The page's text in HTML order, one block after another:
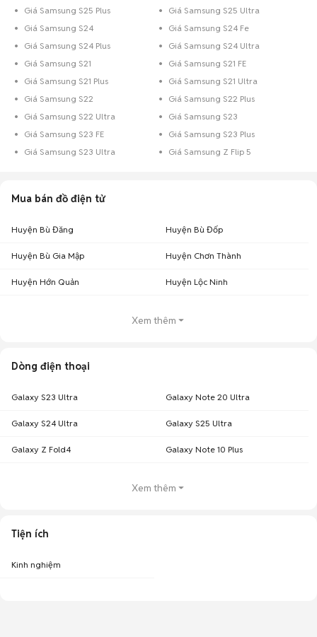
Giá Samsung S25 Plus
Giá Samsung S25 Ultra
Giá Samsung S24
Giá Samsung S24 Fe
Giá Samsung S24 Plus
Giá Samsung S24 Ultra
Giá Samsung S21
Giá Samsung S21 FE
Giá Samsung S21 Plus
Giá Samsung S21 Ultra
Giá Samsung S22
Giá Samsung S22 Plus
Giá Samsung S22 Ultra
Giá Samsung S23
Giá Samsung S23 FE
Giá Samsung S23 Plus
Giá Samsung S23 Ultra
Giá Samsung Z Flip 5
Mua bán đồ điện tử
Huyện Bù Đăng Huyện Bù Đốp
Huyện Bù Gia Mập Huyện Chơn Thành
Huyện Hớn Quản Huyện Lộc Ninh
Xem thêm
Dòng điện thoại
Galaxy S23 Ultra Galaxy Note 20 Ultra
Galaxy S24 Ultra Galaxy S25 Ultra
Galaxy Z Fold4 Galaxy Note 10 Plus
Xem thêm
Tiện ích
Kinh nghiệm